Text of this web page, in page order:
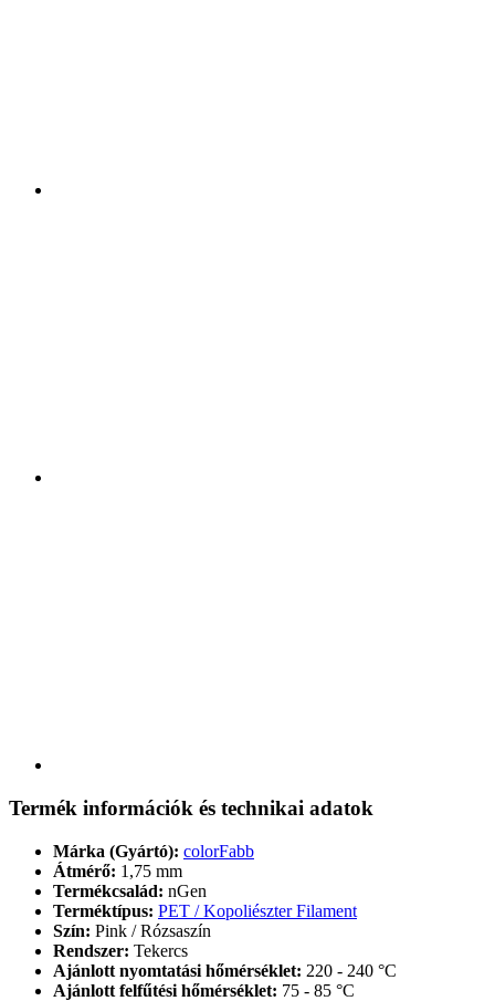
Termék információk és technikai adatok
Márka (Gyártó): colorFabb
Átmérő: 1,75 mm
Termékcsalád: nGen
Terméktípus: PET / Kopoliészter Filament
Szín: Pink / Rózsaszín
Rendszer: Tekercs
Ajánlott nyomtatási hőmérséklet: 220 - 240 °C
Ajánlott felfűtési hőmérséklet: 75 - 85 °C